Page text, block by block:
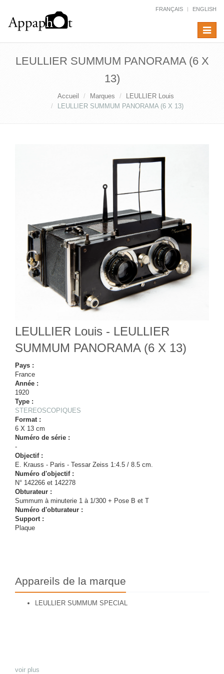
FRANÇAIS ENGLISH
Toggle
LEULLIER SUMMUM PANORAMA (6 X
13)
Accueil Marques
LEULLIER Louis
LEULLIER SUMMUM PANORAMA (6 X 13)
LEULLIER Louis - LEULLIER
SUMMUM PANORAMA (6 X 13)
Pays :
France
Année :
1920
Type :
STEREOSCOPIQUES
Format :
6 X 13 cm
Numéro de série :
-
Objectif :
E. Krauss - Paris - Tessar Zeiss 1:4.5 / 8.5 cm.
Numéro d'objectif :
N° 142266 et 142278
Obturateur :
Summum à minuterie 1 à 1/300 + Pose B et T
Numéro d'obturateur :
Support :
Plaque
Appareils de la marque
LEULLIER SUMMUM SPECIAL
voir plus